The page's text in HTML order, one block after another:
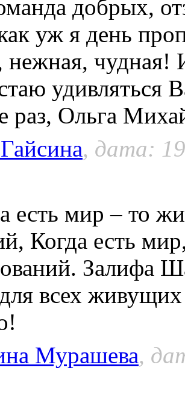
добрых,
уж я день
чудная!
раз, Ольга
, дата:
есть мир – то
Когда есть
Залифа
всех
Мурашева,